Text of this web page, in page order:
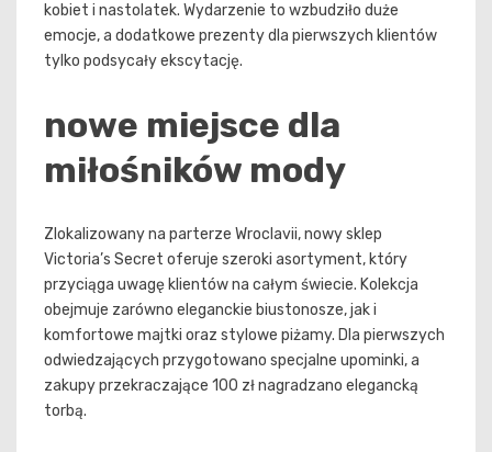
kobiet i nastolatek. Wydarzenie to wzbudziło duże
emocje, a dodatkowe prezenty dla pierwszych klientów
tylko podsycały ekscytację.
nowe miejsce dla
miłośników mody
Zlokalizowany na parterze Wroclavii, nowy sklep
Victoria’s Secret oferuje szeroki asortyment, który
przyciąga uwagę klientów na całym świecie. Kolekcja
obejmuje zarówno eleganckie biustonosze, jak i
komfortowe majtki oraz stylowe piżamy. Dla pierwszych
odwiedzających przygotowano specjalne upominki, a
zakupy przekraczające 100 zł nagradzano elegancką
torbą.